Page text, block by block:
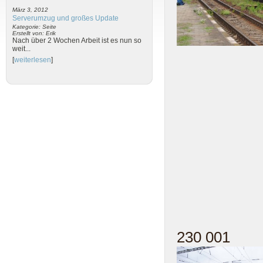
März 3, 2012
Serverumzug und großes Update
Kategorie: Seite
Erstellt von: Erik
Nach über 2 Wochen Arbeit ist es nun so
weit...
[weiterlesen]
230 001